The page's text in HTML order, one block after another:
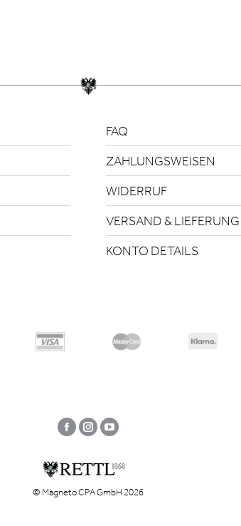
FAQ
ZAHLUNGSWEISEN
WIDERRUF
VERSAND & LIEFERUNG
KONTO DETAILS
Facebook
InstagramYouTube
© Magneto CPA GmbH 2026